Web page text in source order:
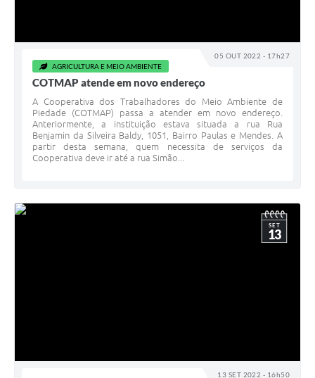
05 OUT 2022 - 17h27
AGRICULTURA E MEIO AMBIENTE
COTMAP atende em novo endereço
A Cooperativa dos Trabalhadores do Meio Ambiente de
Piedade (COTMAP) passa a atender em novo endereço.
Anteriormente, a instituição estava situada a rua Rua
Benjamin da Silveira Baldy, 1051, Bairro Paulas e Mendes. A
partir desta semana, quem necessita de serviços da
Cooperativa deve ir até a rua Simão...
13 SET 2022 - 16h50
SET
13